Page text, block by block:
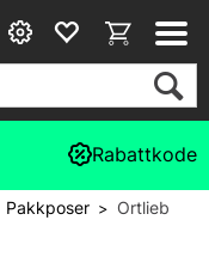
Rabattkode
Pakkposer>Ortlieb